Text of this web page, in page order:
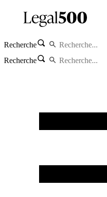
Recherche
Recherche